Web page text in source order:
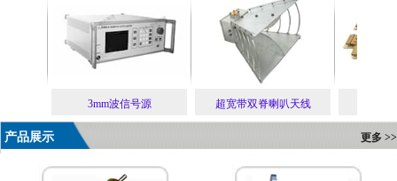
3mm波信号源 超宽带双脊喇叭天线
产品展示 更多 >>